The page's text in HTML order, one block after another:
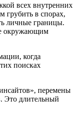
всех внутренних
грубить в спорах,
личные границы.
окружающим
когда
поисках
перемены
Это длительный